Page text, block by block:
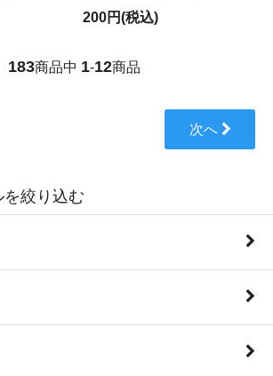
200円(税込)
183商品中 1-12商品
次へ
絞り込む